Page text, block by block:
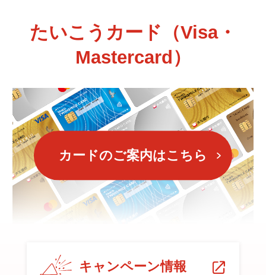
たいこうカード（Visa・
Mastercard）
カードのご案内はこちら
キャンペーン情報